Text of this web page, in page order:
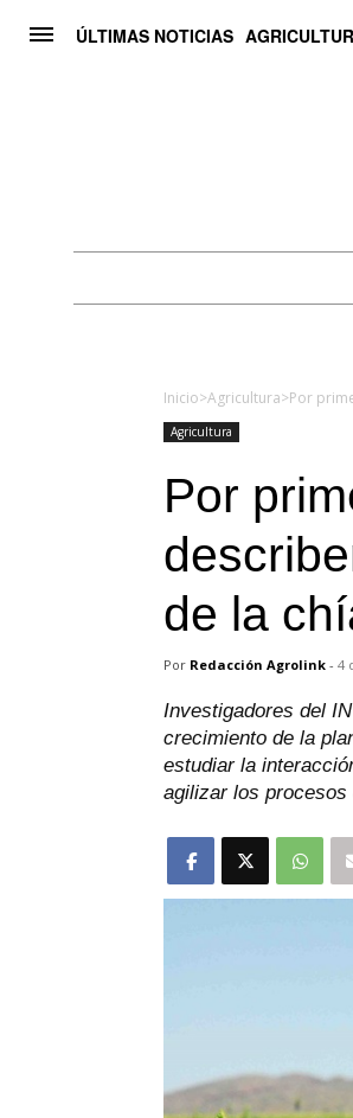
ÚLTIMAS NOTICIAS
Inicio>Agricultura>Por
Agricultura
Por
de la
Por Redacción Agrolink - 4
Investigadores del
crecimiento de la
estudiar la
agilizar los procesos